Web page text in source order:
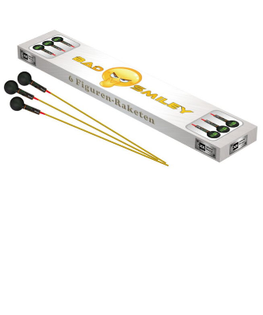
Hochzeit, Geburtstag, Party
Alle anzeigen
Feuerschriften
Indoor-Fontänen
Herz- und Konfetti-Shooter
Wunderkerzen, Fackeln
Tischfeuerwerk